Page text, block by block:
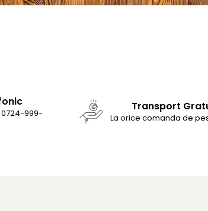
999-
Transport
La orice comanda de